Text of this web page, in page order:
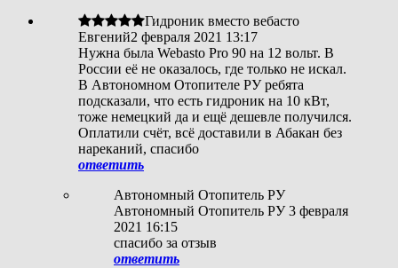
Гидроник вместо вебасто
Евгений2 февраля 2021 13:17
Нужна была Webasto Pro 90 на 12 вольт. В
России её не оказалось, где только не искал.
В Автономном Отопителе РУ ребята
подсказали, что есть гидроник на 10 кВт,
тоже немецкий да и ещё дешевле получился.
Оплатили счёт, всё доставили в Абакан без
нареканий, спасибо
ответить
Автономный Отопитель РУ
Автономный Отопитель РУ 3 февраля
2021 16:15
спасибо за отзыв
ответить